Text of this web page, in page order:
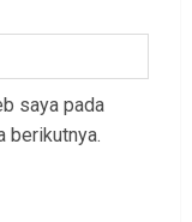
saya pada
berikutnya.